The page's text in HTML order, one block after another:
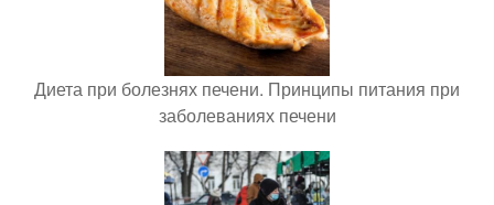
Диета при болезнях печени. Принципы питания при
заболеваниях печени